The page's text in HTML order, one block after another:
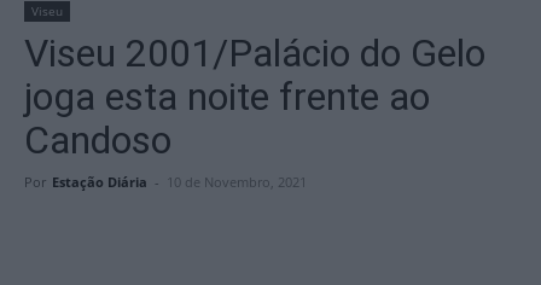
Viseu
Viseu 2001/Palácio do Gelo
joga esta noite frente ao
Candoso
Por Estação Diária - 10 de Novembro, 2021